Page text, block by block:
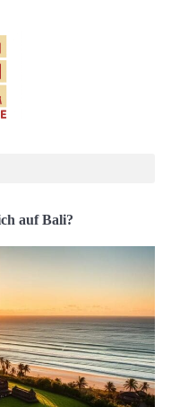
auf Bali?